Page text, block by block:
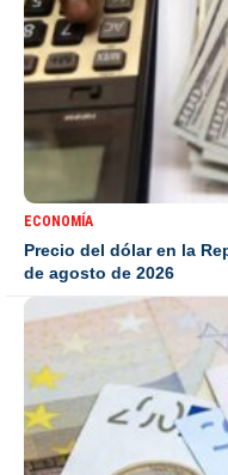
ECONOMÍA
Precio del dólar en la
de agosto de 2026